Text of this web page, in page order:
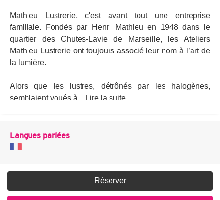
Mathieu Lustrerie, c'est avant tout une entreprise
familiale. Fondés par Henri Mathieu en 1948 dans le
quartier des Chutes-Lavie de Marseille, les Ateliers
Mathieu Lustrerie ont toujours associé leur nom à l’art de
la lumière.
Alors que les lustres, détrônés par les halogènes,
semblaient voués à... Lire la suite
Langues parlées
Réserver